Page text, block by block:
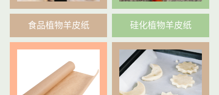
食品植物羊皮纸 硅化植物羊皮纸